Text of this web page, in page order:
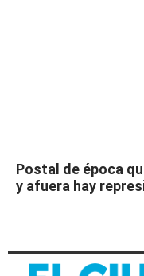
Postal de época
y afuera hay